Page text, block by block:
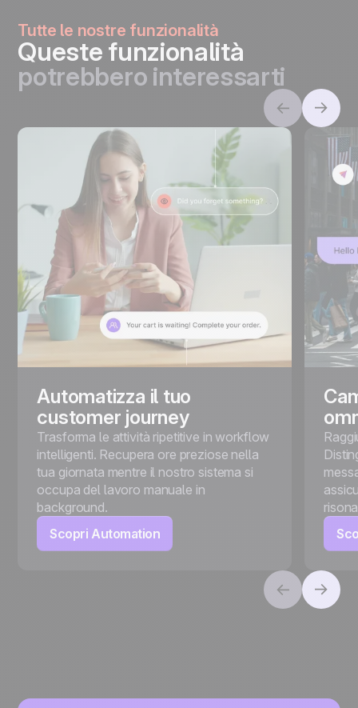
Tutte le nostre funzionalità
Queste funzionalità
potrebbero interessarti
Automatizza il tuo
customer journey
Trasforma le attività ripetitive in workflow
intelligenti. Recupera ore preziose nella
tua giornata mentre il nostro sistema si
occupa del lavoro manuale in
background.
Scopri Automation